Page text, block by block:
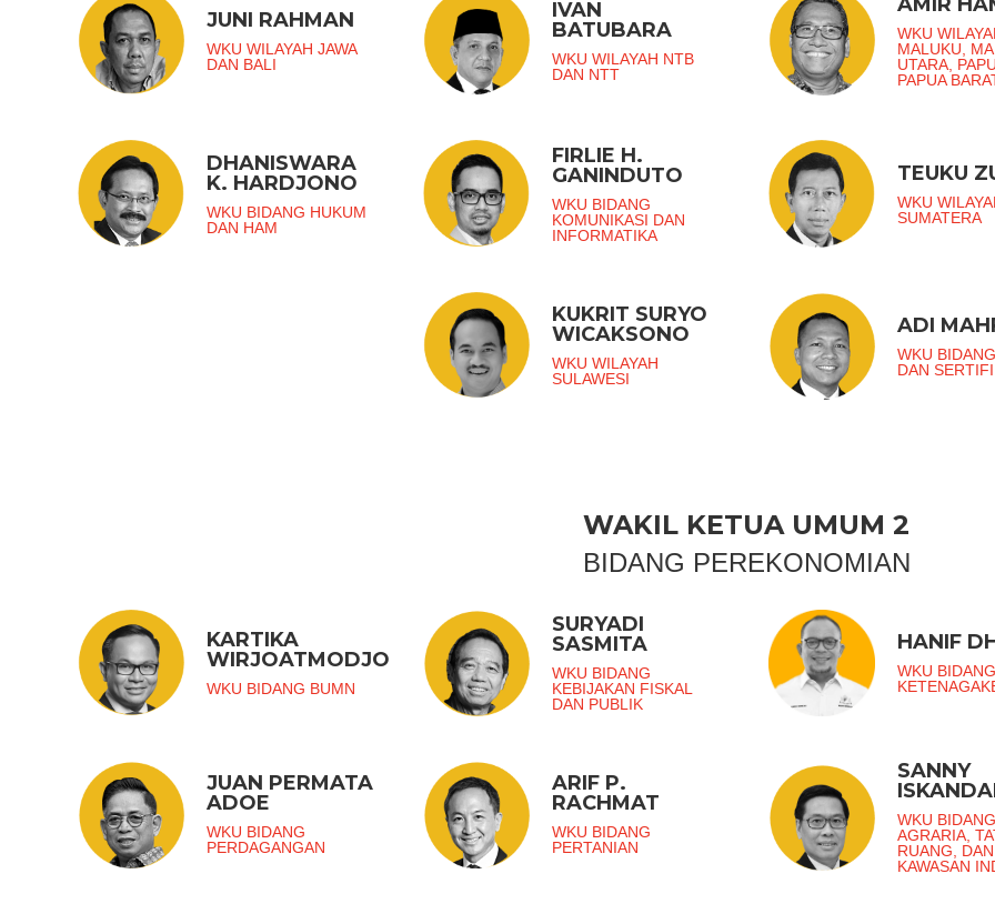
JUNI RAHMAN
WKU WILAYAH JAWA
DAN BALI
IVAN
BATUBARA
WKU WILAYAH NTB
DAN NTT
AMIR
WKU
MALUKU,
UTARA,
PAPUA
DHANISWARA
K. HARDJONO
WKU BIDANG HUKUM
DAN HAM
FIRLIE H.
GANINDUTO
WKU BIDANG
KOMUNIKASI DAN
INFORMATIKA
TEUKU
WKU
SUMATERA
KUKRIT SURYO
WICAKSONO
WKU WILAYAH
SULAWESI
ADI
WKU
DAN
WAKIL KETUA UMUM 2
BIDANG PEREKONOMIAN
KARTIKA
WIRJOATMODJO
WKU BIDANG BUMN
SURYADI
SASMITA
WKU BIDANG
KEBIJAKAN FISKAL
DAN PUBLIK
HANIF
WKU
JUAN PERMATA
ADOE
WKU BIDANG
PERDAGANGAN
ARIF P.
RACHMAT
WKU BIDANG
PERTANIAN
SANNY
WKU
AGRARIA,
RUANG, DAN
KAWASAN